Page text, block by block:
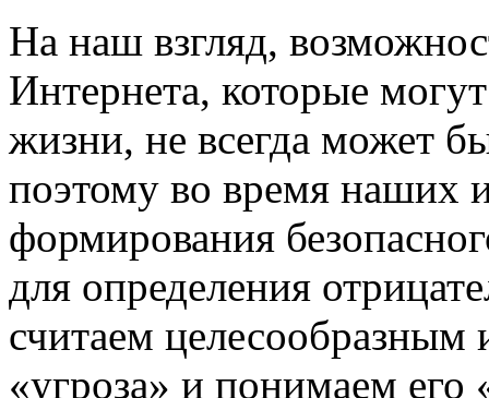
На наш взгляд,
Интернета, которые
жизни, не всегда может
поэтому во время наших
формирования
для определения
считаем целесообразным
«угроза» и понимаем